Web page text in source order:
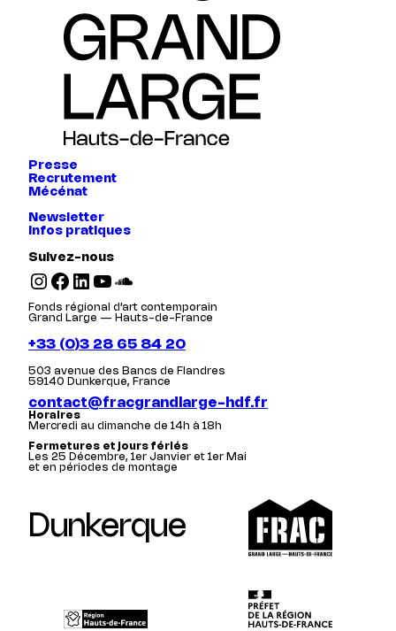
Presse
Recrutement
Mécénat
Newsletter
Infos pratiques
Suivez-nous
Instagram Facebook LinkedIn YouTube SoundCloud
Fonds régional d’art contemporain
Grand Large — Hauts-de-France
+33 (0)3 28 65 84 20
503 avenue des Bancs de Flandres
59140 Dunkerque, France
contact@fracgrandlarge-hdf.fr
Horaires
Mercredi au dimanche de 14h à 18h
Fermetures et jours fériés
Les 25 Décembre, 1er Janvier et 1er Mai
et en périodes de montage
Dunkerque